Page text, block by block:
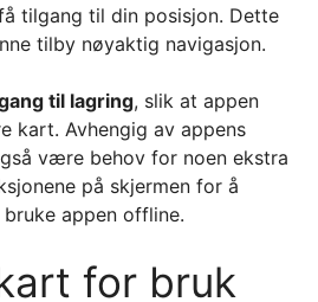
tilgang til din posisjon. Dette
tilby nøyaktig navigasjon.
til lagring, slik at appen
kart. Avhengig av appens
være behov for noen ekstra
på skjermen for å
appen offline.
for bruk